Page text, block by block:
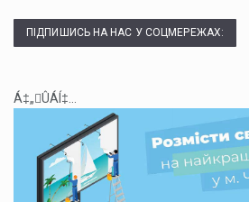
ПІДПИШИСЬ НА НАС У СОЦМЕРЕЖАХ:
Á‡„ÛÁÍ‡...